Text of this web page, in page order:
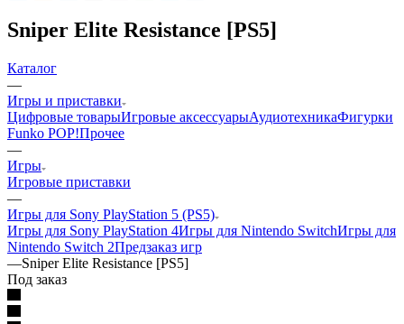
Sniper Elite Resistance [PS5]
Каталог
—
Игры и приставки
Цифровые товарыИгровые аксессуарыАудиотехникаФигурки
Funko POP!Прочее
—
Игры
Игровые приставки
—
Игры для Sony PlayStation 5 (PS5)
Игры для Sony PlayStation 4Игры для Nintendo SwitchИгры для
Nintendo Switch 2Предзаказ игр
—Sniper Elite Resistance [PS5]
Под заказ